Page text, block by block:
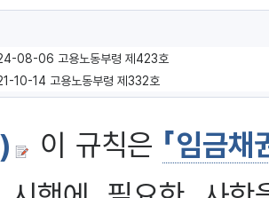
08-06 고용노동부령 제423호
10-14 고용노동부령 제332호
이 규칙은 「임금채